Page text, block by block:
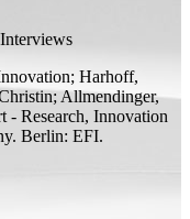
Harhoff,
Allmendinger,
- Research, Innovation
Berlin: EFI.